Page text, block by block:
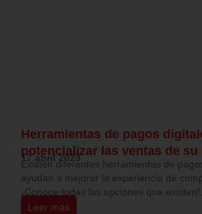
Herramientas de pagos
potencializar las ventas de su
17 abril 2023
Existen diferentes herramientas de
ayudan a mejorar la experiencia de
¡Conoce todas las opciones que existen!...
Leer más